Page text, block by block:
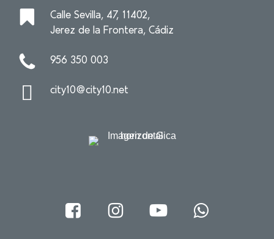
Calle Sevilla, 47, 11402,
Jerez de la Frontera, Cádiz
956 350 003
city10@city10.net